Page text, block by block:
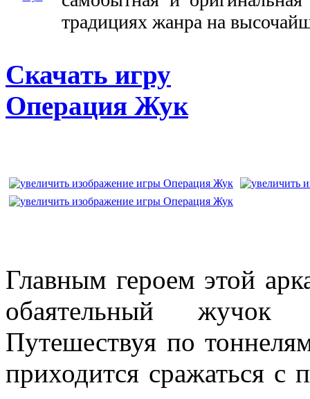
традициях жанра на
Скачать игру
Операция Жук
Главным героем этой
обаятельный
Путешествуя по
приходится сражаться с